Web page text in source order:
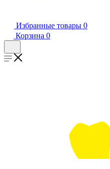
Избранные товары 0
Корзина 0